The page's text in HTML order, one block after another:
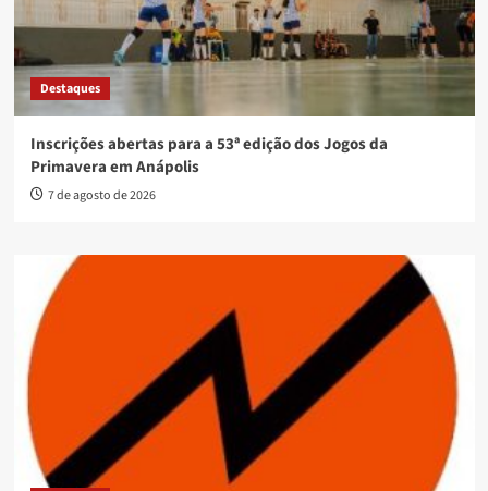
Destaques
Inscrições abertas para a 53ª edição dos Jogos da
Primavera em Anápolis
7 de agosto de 2026